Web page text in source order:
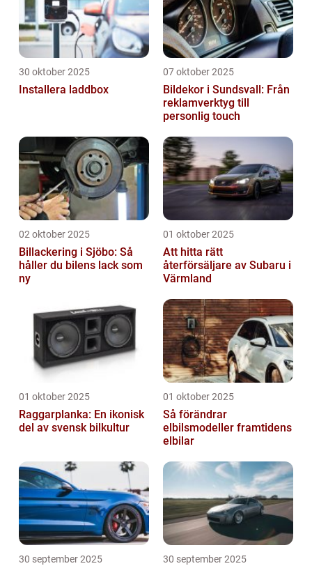
30 oktober 2025
Installera laddbox
07 oktober 2025
Bildekor i Sundsvall: Från
reklamverktyg till
personlig touch
02 oktober 2025
Billackering i Sjöbo: Så
håller du bilens lack som
ny
01 oktober 2025
Att hitta rätt
återförsäljare av Subaru i
Värmland
01 oktober 2025
Raggarplanka: En ikonisk
del av svensk bilkultur
01 oktober 2025
Så förändrar
elbilsmodeller framtidens
elbilar
30 september 2025 30 september 2025